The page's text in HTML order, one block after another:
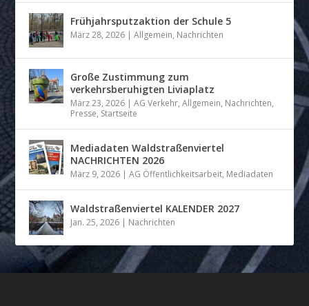
Frühjahrsputzaktion der Schule 5
März 28, 2026 |Allgemein, Nachrichten
Große Zustimmung zum
verkehrsberuhigten Liviaplatz
März 23, 2026 |AG Verkehr,Allgemein, Nachrichten,
Presse, Startseite
Mediadaten Waldstraßenviertel
NACHRICHTEN 2026
März 9, 2026 |AG Öffentlichkeitsarbeit, Mediadaten
Waldstraßenviertel KALENDER 2027
Jan. 25, 2026 | Nachrichten